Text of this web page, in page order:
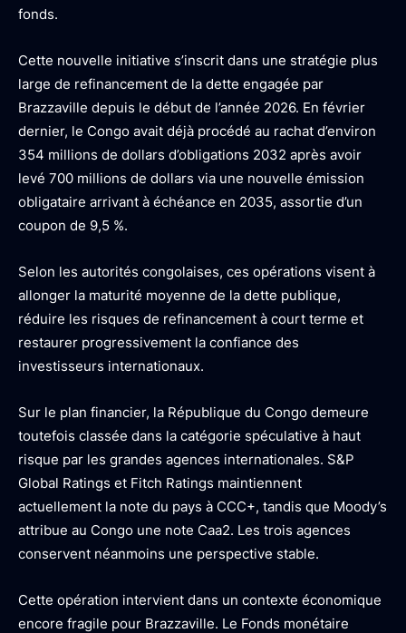
fonds.
Cette nouvelle initiative s’inscrit dans une stratégie plus
large de refinancement de la dette engagée par
Brazzaville depuis le début de l’année 2026. En février
dernier, le Congo avait déjà procédé au rachat d’environ
354 millions de dollars d’obligations 2032 après avoir
levé 700 millions de dollars via une nouvelle émission
obligataire arrivant à échéance en 2035, assortie d’un
coupon de 9,5 %.
Selon les autorités congolaises, ces opérations visent à
allonger la maturité moyenne de la dette publique,
réduire les risques de refinancement à court terme et
restaurer progressivement la confiance des
investisseurs internationaux.
Sur le plan financier, la République du Congo demeure
toutefois classée dans la catégorie spéculative à haut
risque par les grandes agences internationales. S&P
Global Ratings et Fitch Ratings maintiennent
actuellement la note du pays à CCC+, tandis que Moody’s
attribue au Congo une note Caa2. Les trois agences
conservent néanmoins une perspective stable.
Cette opération intervient dans un contexte économique
encore fragile pour Brazzaville. Le Fonds monétaire